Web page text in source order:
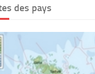
des pays